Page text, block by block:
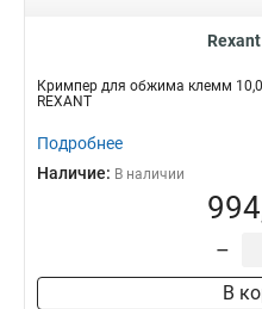
Кримпер для обжима клемм 10,0
REXANT
Подробнее
Наличие: В наличии
–
В